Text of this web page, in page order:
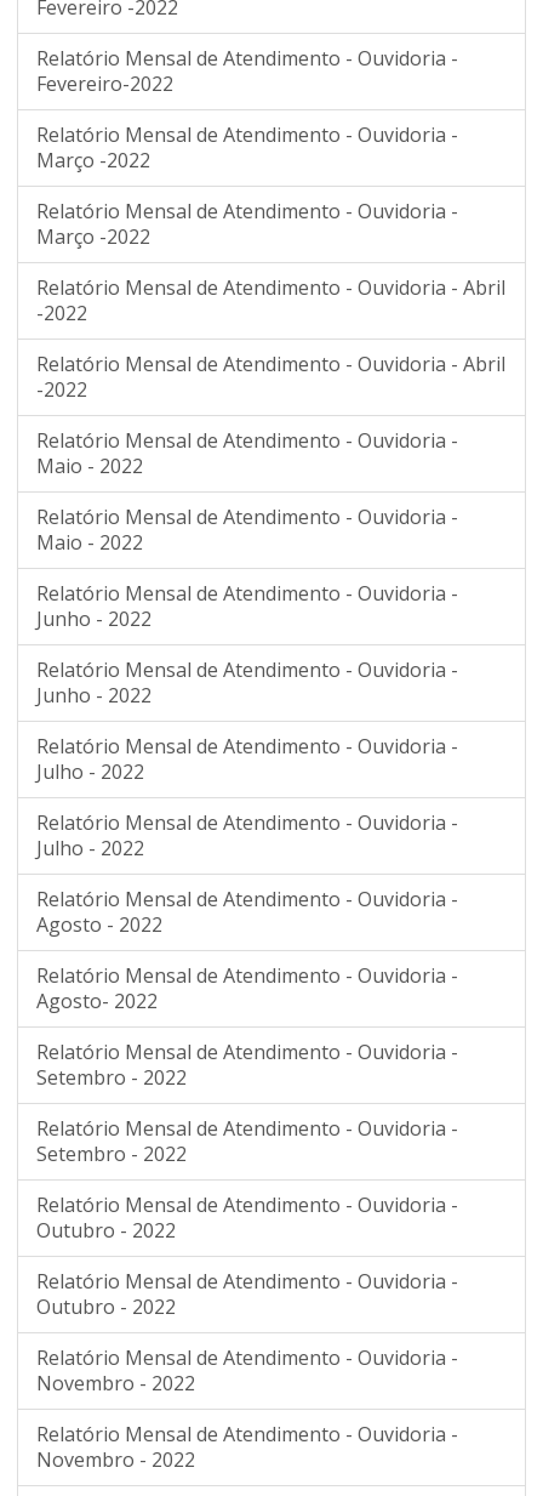
Fevereiro -2022
Relatório Mensal de Atendimento - Ouvidoria -
Fevereiro-2022
Relatório Mensal de Atendimento - Ouvidoria -
Março -2022
Relatório Mensal de Atendimento - Ouvidoria -
Março -2022
Relatório Mensal de Atendimento - Ouvidoria - Abril
-2022
Relatório Mensal de Atendimento - Ouvidoria - Abril
-2022
Relatório Mensal de Atendimento - Ouvidoria -
Maio - 2022
Relatório Mensal de Atendimento - Ouvidoria -
Maio - 2022
Relatório Mensal de Atendimento - Ouvidoria -
Junho - 2022
Relatório Mensal de Atendimento - Ouvidoria -
Junho - 2022
Relatório Mensal de Atendimento - Ouvidoria -
Julho - 2022
Relatório Mensal de Atendimento - Ouvidoria -
Julho - 2022
Relatório Mensal de Atendimento - Ouvidoria -
Agosto - 2022
Relatório Mensal de Atendimento - Ouvidoria -
Agosto- 2022
Relatório Mensal de Atendimento - Ouvidoria -
Setembro - 2022
Relatório Mensal de Atendimento - Ouvidoria -
Setembro - 2022
Relatório Mensal de Atendimento - Ouvidoria -
Outubro - 2022
Relatório Mensal de Atendimento - Ouvidoria -
Outubro - 2022
Relatório Mensal de Atendimento - Ouvidoria -
Novembro - 2022
Relatório Mensal de Atendimento - Ouvidoria -
Novembro - 2022